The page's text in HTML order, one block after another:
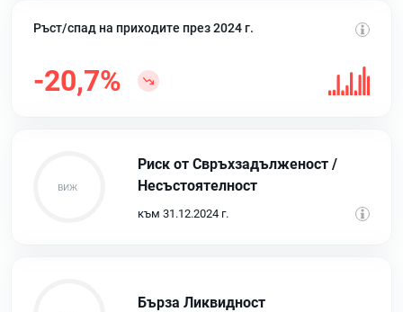
Ръст/спад на приходите през 2024 г.
-20,7%
Риск от Свръхзадълженост /
Несъстоятелност
към 31.12.2024 г.
Бърза Ликвидност